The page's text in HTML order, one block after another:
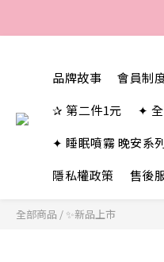
品牌故事 會員制
✰ 第二件1元
✦
✦ 睡眠噴霧 晚安系
隱私權政策
售後
全部商品 / ✨新品上市